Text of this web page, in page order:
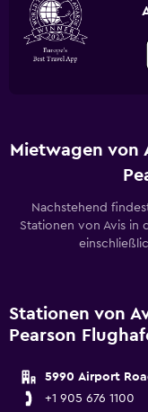
Mietwagen von
Nachstehend
Stationen von Avis in
Stationen von
Pearson
5990 Airport
+1 905 676 1100